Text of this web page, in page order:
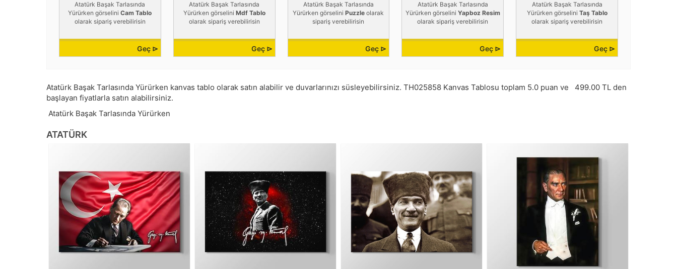
Atatürk Başak Tarlasında
Yürürken görseliniCam Tablo
olarak sipariş verebilirisin
Geç ⊳
Atatürk Başak Tarlasında
Yürürken görselini Mdf Tablo
olarak sipariş verebilirisin
Geç ⊳
Atatürk Başak Tarlasında
Yürürken görseliniPuzzle olarak
sipariş verebilirisin
Geç ⊳
Atatürk Başak Tarlasında
Yürürken görselini Yapboz Resim
olarak sipariş verebilirisin
Geç ⊳
Atatürk Başak Tarlasında
Yürürken görselini Taş Tablo
olarak sipariş verebilirisin
Geç ⊳
Atatürk Başak Tarlasında Yürürken kanvas tablo olarak satın alabilir ve duvarlarınızı süsleyebilirsiniz. TH025858 Kanvas Tablosu toplam 5.0 puan ve 499.00 TL den
başlayan fiyatlarla satın alabilirsiniz.
Atatürk Başak Tarlasında Yürürken
ATATÜRK